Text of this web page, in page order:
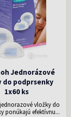
Jednorázové
do podprsenky
1x60 ks
vložky do
ponúkajú efektívnu...